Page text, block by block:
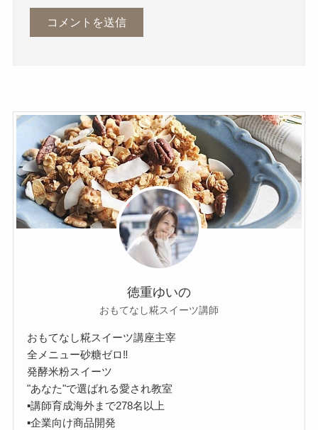
徳重ゆいの
おもてなし糀スイーツ講師
おもてなし糀スイーツ講座主宰
全メニュー砂糖ゼロ‼︎
発酵米粉スイーツ
"あなた"で選ばれる愛され教室
▪︎講師育成海外まで278名以上
▪︎企業向け商品開発